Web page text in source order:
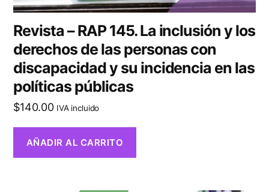
Revista – RAP 145. La inclusión y los
derechos de las personas con
discapacidad y su incidencia en las
políticas públicas
$140.00 IVA incluido
AÑADIR AL CARRITO